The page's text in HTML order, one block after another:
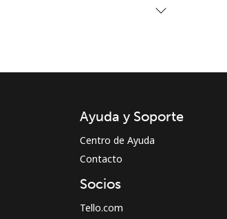
REGÍSTRATE →
Ayuda y Soporte
Centro de Ayuda
Contacto
Socios
Tello.com